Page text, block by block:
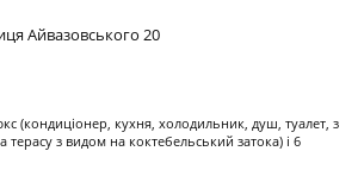
Айвазовського 20
(кондиціонер, кухня, холодильник, душ, туалет, з
з видом на коктебельський затока) і 6